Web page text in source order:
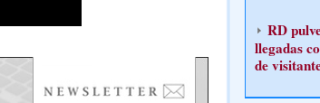
RD
llegadas
de